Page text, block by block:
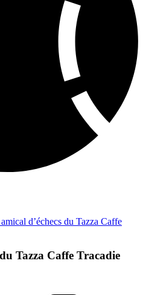
d’échecs du Tazza Caffe
Tazza Caffe Tracadie